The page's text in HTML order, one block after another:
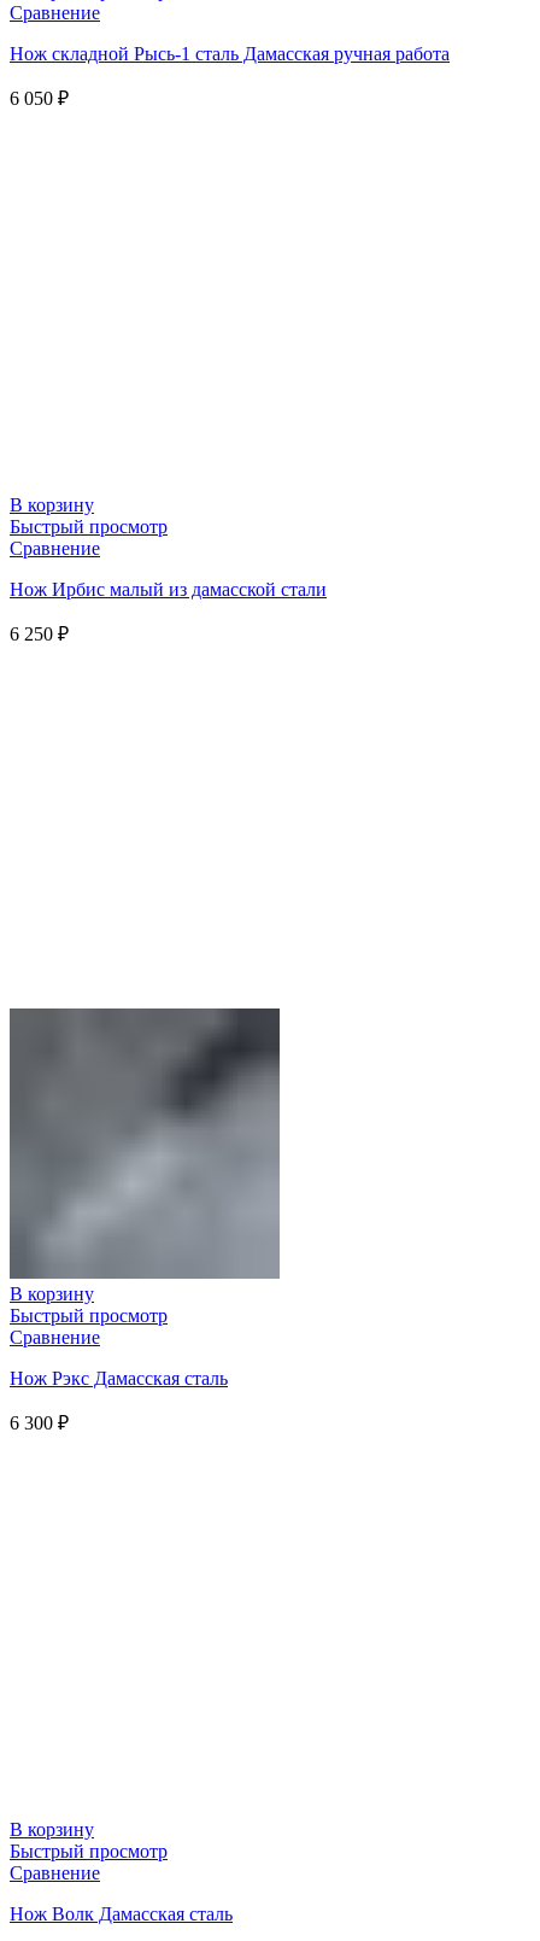
Сравнение
Нож складной Рысь-1 сталь Дамасская ручная работа
6 050 ₽
В корзину
Быстрый просмотр
Сравнение
Нож Ирбис малый из дамасской стали
6 250 ₽
В корзину
Быстрый просмотр
Сравнение
Нож Рэкс Дамасская сталь
6 300 ₽
В корзину
Быстрый просмотр
Сравнение
Нож Волк Дамасская сталь